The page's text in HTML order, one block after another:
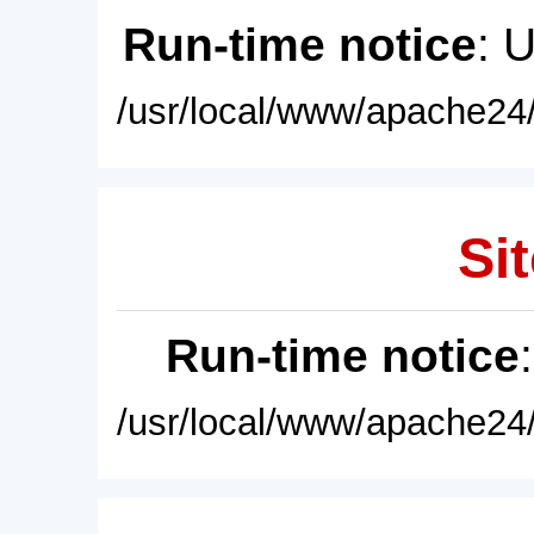
Run-time notice:
/usr/local/www/
Run-time notice
/usr/local/www/